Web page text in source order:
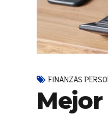
FINANZAS